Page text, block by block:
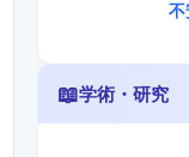
📖学術・研究